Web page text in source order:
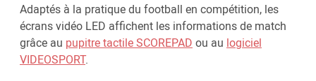
Adaptés à la pratique du football en compétition, les
écrans vidéo LED affichent les informations de match
grâce au pupitre tactile SCOREPAD ou au logiciel
VIDEOSPORT.